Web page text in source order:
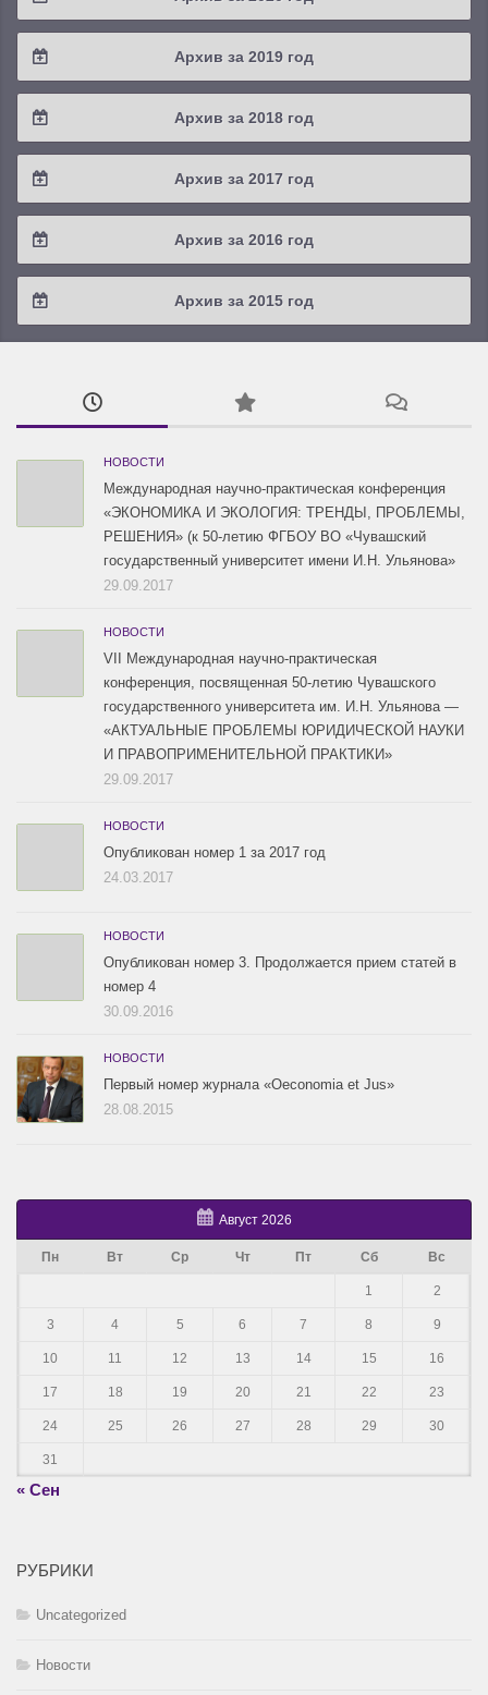
2022 / #1
2021 / #3
2021 / #1
2020 / #4
2020 / #3
2020 / #1
Архив за 2019 год
2019 / #4
2019 / #3
2019 / #1
Архив за 2018 год
2018 / #4
2018 / #3
2018 / #1
Архив за 2017 год
2017 / #4
2017 / #3
Архив за 2016 год
2016 / #4
2016 / #3
Архив за 2015 год
2015 / #3
2015 / #2
НОВОСТИ
Международная научно-практическая конференция
«ЭКОНОМИКА И ЭКОЛОГИЯ: ТРЕНДЫ, ПРОБЛЕМЫ,
РЕШЕНИЯ» (к 50-летию ФГБОУ ВО «Чувашский
государственный университет имени И.Н. Ульянова»
29.09.2017
НОВОСТИ
VII Международная научно-практическая
конференция, посвященная 50-летию Чувашского
государственного университета им. И.Н. Ульянова —
«АКТУАЛЬНЫЕ ПРОБЛЕМЫ ЮРИДИЧЕСКОЙ НАУКИ
И ПРАВОПРИМЕНИТЕЛЬНОЙ ПРАКТИКИ»
29.09.2017
НОВОСТИ
Опубликован номер 1 за 2017 год
24.03.2017
НОВОСТИ
Опубликован номер 3. Продолжается прием статей в
номер 4
30.09.2016
НОВОСТИ
Первый номер журнала «Oeconomia et Jus»
28.08.2015
Август 2026
Пн Вт Ср Чт Пт Сб Вс
1 2
3 4 5 6 7 8 9
10 11 12 13 14 15 16
17 18 19 20 21 22 23
24 25 26 27 28 29 30
31
« Сен
РУБРИКИ
Uncategorized
Новости